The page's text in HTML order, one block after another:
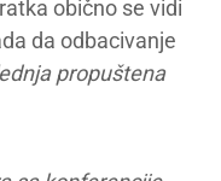
obično se vidi
da odbacivanje
propuštena